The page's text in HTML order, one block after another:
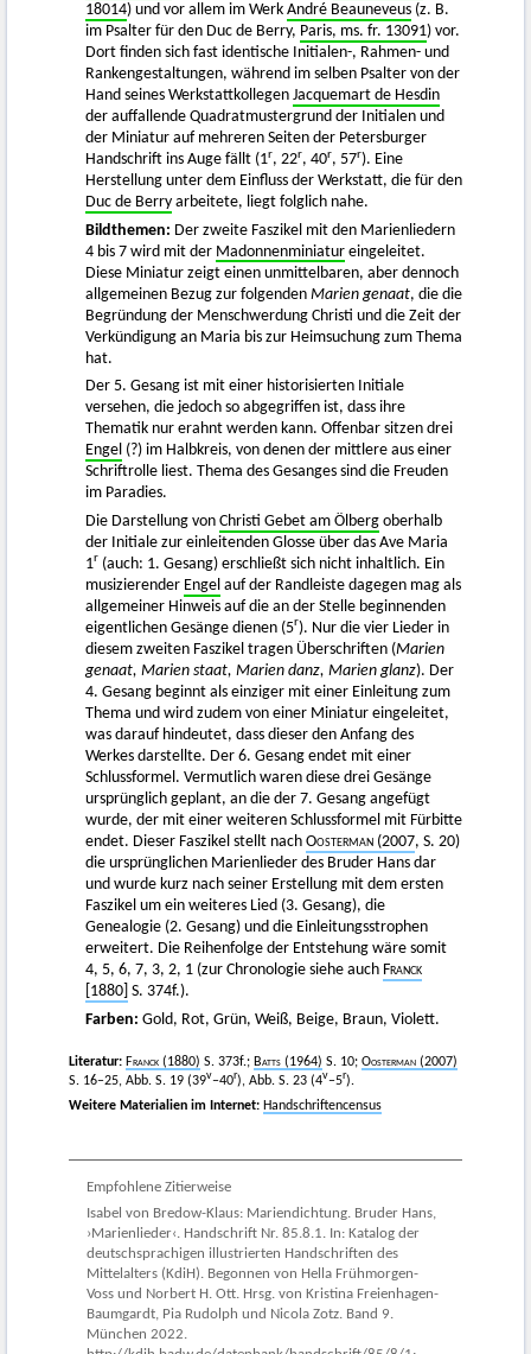
18014) und vor allem im Werk André Beauneveus (z. B.
im Psalter für den Duc de Berry, Paris, ms. fr. 13091) vor.
Dort finden sich fast identische Initialen-, Rahmen- und
Rankengestaltungen, während im selben Psalter von der
Hand seines Werkstattkollegen Jacquemart de Hesdin
der auffallende Quadratmustergrund der Initialen und
der Miniatur auf mehreren Seiten der Petersburger
Handschrift ins Auge fällt (1r, 22r, 40r, 57r). Eine
Herstellung unter dem Einfluss der Werkstatt, die für den
Duc de Berry arbeitete, liegt folglich nahe.
Bildthemen: Der zweite Faszikel mit den Marienliedern
4 bis 7 wird mit der Madonnenminiatur eingeleitet.
Diese Miniatur zeigt einen unmittelbaren, aber dennoch
allgemeinen Bezug zur folgenden Marien genaat, die die
Begründung der Menschwerdung Christi und die Zeit der
Verkündigung an Maria bis zur Heimsuchung zum Thema
hat.
Der 5. Gesang ist mit einer historisierten Initiale
versehen, die jedoch so abgegriffen ist, dass ihre
Thematik nur erahnt werden kann. Offenbar sitzen drei
Engel (?) im Halbkreis, von denen der mittlere aus einer
Schriftrolle liest. Thema des Gesanges sind die Freuden
im Paradies.
Die Darstellung von Christi Gebet am Ölberg oberhalb
der Initiale zur einleitenden Glosse über das Ave Maria
1r (auch: 1. Gesang) erschließt sich nicht inhaltlich. Ein
musizierender Engel auf der Randleiste dagegen mag als
allgemeiner Hinweis auf die an der Stelle beginnenden
eigentlichen Gesänge dienen (5r). Nur die vier Lieder in
diesem zweiten Faszikel tragen Überschriften (Marien
genaat, Marien staat, Marien danz, Marien glanz). Der
4. Gesang beginnt als einziger mit einer Einleitung zum
Thema und wird zudem von einer Miniatur eingeleitet,
was darauf hindeutet, dass dieser den Anfang des
Werkes darstellte. Der 6. Gesang endet mit einer
Schlussformel. Vermutlich waren diese drei Gesänge
ursprünglich geplant, an die der 7. Gesang angefügt
wurde, der mit einer weiteren Schlussformel mit Fürbitte
endet. Dieser Faszikel stellt nach Oosterman (2007, S. 20)
die ursprünglichen Marienlieder des Bruder Hans dar
und wurde kurz nach seiner Erstellung mit dem ersten
Faszikel um ein weiteres Lied (3. Gesang), die
Genealogie (2. Gesang) und die Einleitungsstrophen
erweitert. Die Reihenfolge der Entstehung wäre somit
4, 5, 6, 7, 3, 2, 1 (zur Chronologie siehe auch Franck
[1880] S. 374f.).
Farben: Gold, Rot, Grün, Weiß, Beige, Braun, Violett.
Literatur: Franck (1880) S. 373f.; Batts (1964) S. 10; Oosterman (2007)
S. 16–25, Abb. S. 19 (39v–40r), Abb. S. 23 (4v–5r).
Weitere Materialien im Internet: Handschriftencensus
Empfohlene Zitierweise
Isabel von Bredow-Klaus: Mariendichtung. Bruder Hans,
›Marienlieder‹. Handschrift Nr. 85.8.1. In: Katalog der
deutschsprachigen illustrierten Handschriften des
Mittelalters (KdiH). Begonnen von Hella Frühmorgen-
Voss und Norbert H. Ott. Hrsg. von Kristina Freienhagen-
Baumgardt, Pia Rudolph und Nicola Zotz. Band 9.
München 2022.